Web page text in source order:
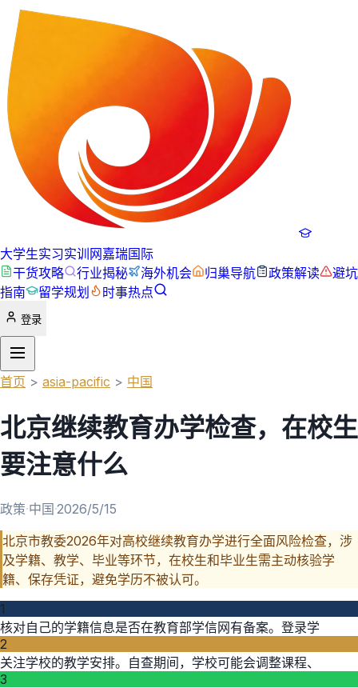
大学生实习实训网嘉瑞国际
干货攻略
行业揭秘 海外机会 归巢导航 政策解读
避坑
指南
留学规划 时事热点
登录
首页 > asia-pacific > 中国
北京继续教育办学检查，在校生
要注意什么
政策·中国·2026/5/15
北京市教委2026年对高校继续教育办学进行全面风险检查，涉
及学籍、教学、毕业等环节，在校生和毕业生需主动核验学
籍、保存凭证，避免学历不被认可。
1
核对自己的学籍信息是否在教育部学信网有备案。登录学
2
关注学校的教学安排。自查期间，学校可能会调整课程、
3